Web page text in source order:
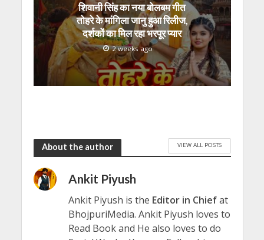
शिवानी सिंह का नया बोलबम गीत
तोहरे के मांगिला जानु हुआ रिलीज,
दर्शकों का मिल रहा भरपूर प्यार
2 weeks ago
About the author VIEW ALL POSTS
Ankit Piyush
Ankit Piyush is the Editor in Chiefat
BhojpuriMedia. Ankit Piyush loves to
Read Book and He also loves to do